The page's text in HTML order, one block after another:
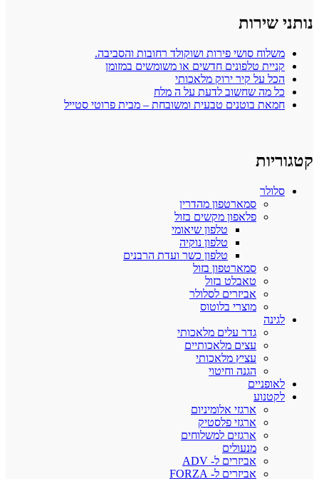
נותני שירות
משלוח סושי פירות ושוקולד רחובות והסביבה.
קניית טלפונים חדשים או משומשים במזומן
הכל על קיר ירוק מלאכותי
כל מה שחשוב לדעת על ה מלח
חמאת בוטנים טבעית ומשובחת – מבית פרוטי סטייל
קטגוריות
סלולר
סמארטפון מהדרין
פלאפון מקשים בזול
טלפון שיאומי
טלפון נוקיה
טלפון כשר ועדת הרבנים
סמארטפון בזול
טאבלט בזול
אביזרים לסלולר
מוצרי בלוטוס
לגינה
גדר עלים מלאכותי
עצים מלאכותיים
עציץ מלאכותי
הגנה וחיטוי
לאופניים
לקטנוע
ארגזי אלומיניום
ארגזי פלסטיק
ארגזים למשלוחים
מנעולים
אביזרים ל- ADV
אביזרים ל- FORZA